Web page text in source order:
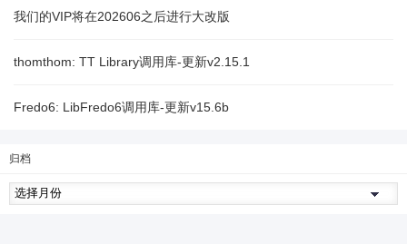
我们的VIP将在202606之后进行大改版
thomthom: TT Library调用库-更新v2.15.1
Fredo6: LibFredo6调用库-更新v15.6b
归档